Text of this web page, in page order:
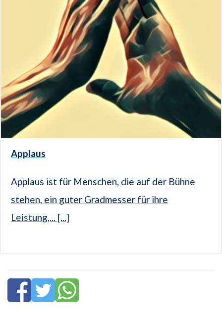
Applaus
Applaus ist für Menschen, die auf der Bühne
stehen, ein guter Gradmesser für ihre
Leistung,... [...]